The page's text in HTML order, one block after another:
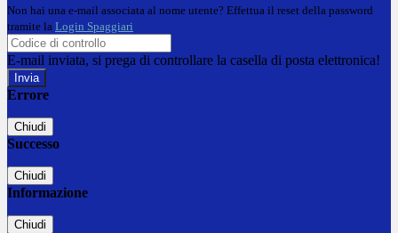
Non hai una e-mail associata al nome utente? Effettua il reset della password
tramite la Login Spaggiari
E-mail inviata, si prega di controllare la casella di posta elettronica!
Errore
Chiudi
Successo
Chiudi
Informazione
Chiudi